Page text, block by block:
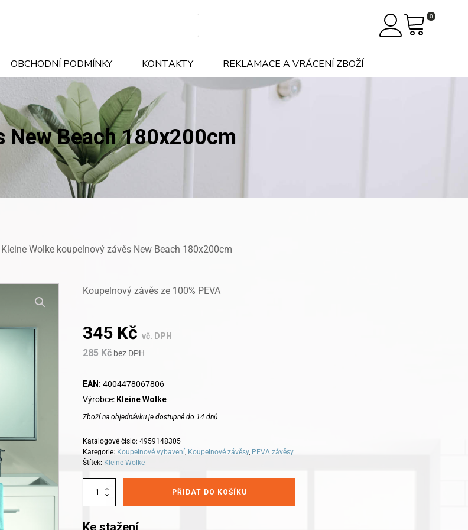
0
OBCHODNÍ PODMÍNKY KONTAKTY REKLAMACE A VRÁCENÍ ZBOŽÍ
New Beach 180x200cm
Wolke koupelnový závěs New Beach 180x200cm
Koupelnový závěs ze 100% PEVA
345 Kč vč. DPH
285 Kč bez DPH
EAN: 4004478067806
Výrobce: Kleine Wolke
Zboží na objednávku je dostupné do 14 dnů.
Katalogové číslo: 4959148305
Kategorie: Koupelnové vybavení, Koupelnové závěsy, PEVA závěsy
Štítek: Kleine Wolke
Kleine
PŘIDAT DO KOŠÍKU
Ke stažení